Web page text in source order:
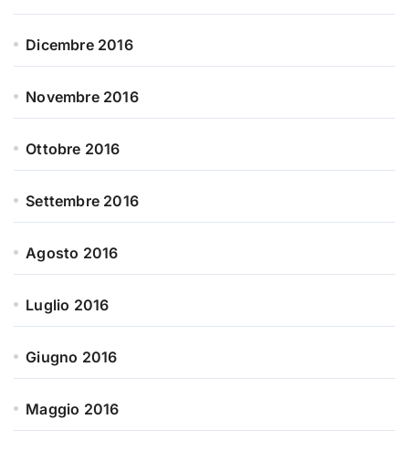
Dicembre 2016
Novembre 2016
Ottobre 2016
Settembre 2016
Agosto 2016
Luglio 2016
Giugno 2016
Maggio 2016